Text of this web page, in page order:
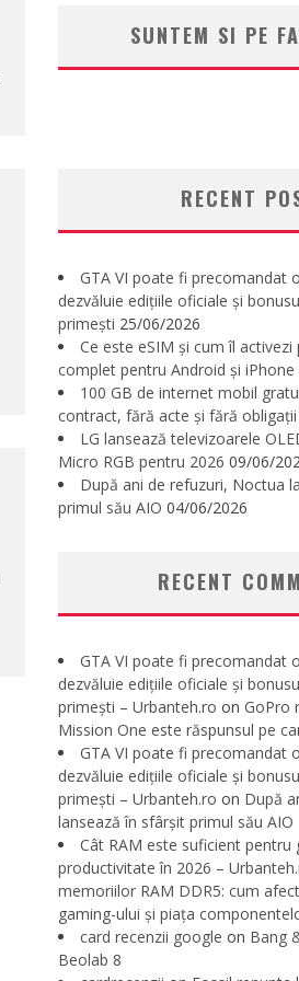
SUNTEM SI PE
RECENT
GTA VI poate fi precomandat
dezvăluie edițiile oficiale și
primești 25/06/2026
Ce este eSIM și cum îl activezi
complet pentru Android și iPhone
100 GB de internet mobil
contract, fără acte și fără obligații
LG lansează televizoarele
Micro RGB pentru 2026 09/06/
După ani de refuzuri, Noctua
primul său AIO 04/06/2026
RECENT
GTA VI poate fi precomandat
dezvăluie edițiile oficiale și
primești – Urbanteh.ro on GoPro
Mission One este răspunsul pe
GTA VI poate fi precomandat
dezvăluie edițiile oficiale și
primești – Urbanteh.ro on După
lansează în sfârșit primul său AIO
Cât RAM este suficient pentru
productivitate în 2026 –
memoriilor RAM DDR5: cum
gaming-ului și piața
card recenzii google on Bang
Beolab 8